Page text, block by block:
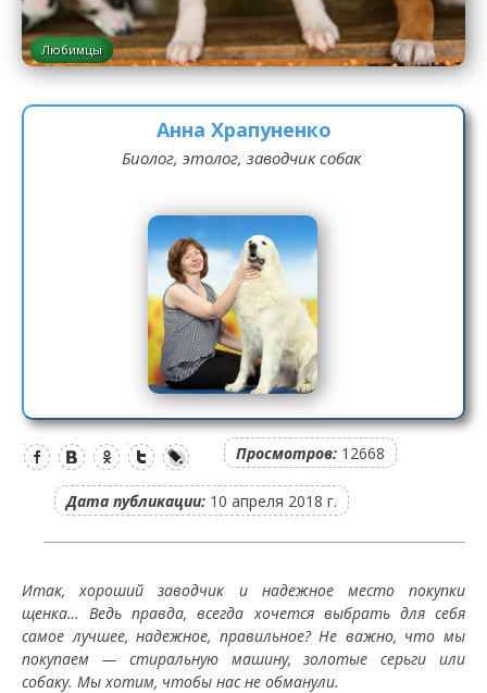
Любимцы
Анна Храпуненко
Биолог, этолог, заводчик собак
Просмотров: 12668
Дата публикации: 10 апреля 2018 г.
Итак, хороший заводчик и надежное место покупки
щенка… Ведь правда, всегда хочется выбрать для себя
самое лучшее, надежное, правильное? Не важно, что мы
покупаем — стиральную машину, золотые серьги или
собаку. Мы хотим, чтобы нас не обманули.